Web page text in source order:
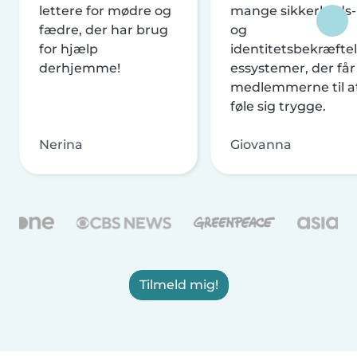
lettere for mødre og
fædre, der har brug
for hjælp
derhjemme!
Nerina
mange sikkerheds-
og
essystemer, der får
medlemmerne til
føle sig trygge.
Giovanna
Tilmeld mig!